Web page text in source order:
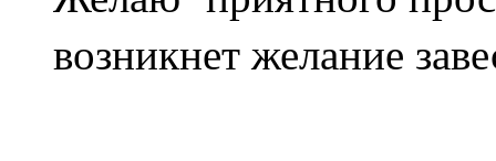
возникнет желание